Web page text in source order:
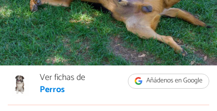
Añádenos en Google
Ver fichas de
Perros